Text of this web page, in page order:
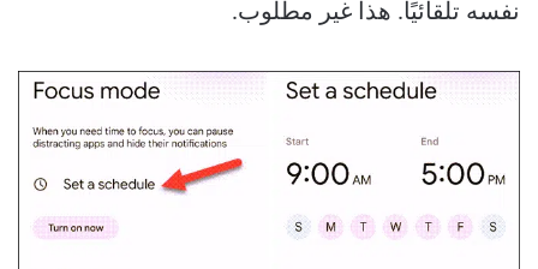
نفسه تلقائيًا. هذا غير مطلوب.